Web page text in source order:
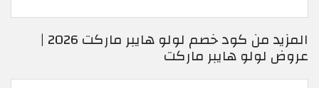
المزيد من كود خصم لولو هايبر ماركت 2026 |
عروض لولو هايبر ماركت